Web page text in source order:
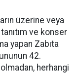
üzerine veya
ve konser
yapan Zabıta
42.
herhangi